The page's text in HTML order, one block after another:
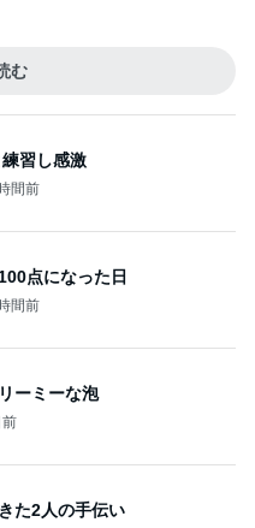
む
習し感激
間前
点になった日
間前
ーミーな泡
前
た2人の手伝い